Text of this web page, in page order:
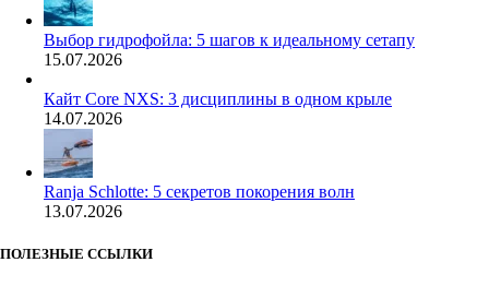
Выбор гидрофойла: 5 шагов к идеальному сетапу
15.07.2026
Кайт Core NXS: 3 дисциплины в одном крыле
14.07.2026
Ranja Schlotte: 5 секретов покорения волн
13.07.2026
ПОЛЕЗНЫЕ ССЫЛКИ